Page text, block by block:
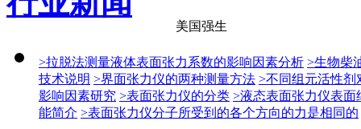
美国强生
>拉脱法测量液体表面张力系数的影响因素分析 >生物柴
技术说明 >界面张力仪的两种测量方法 >不同组元活性剂
影响因素研究 >表面张力仪的分类 >液态表面张力仪表
能简介 >表面张力仪分子所受到的各个方向的力是相同的